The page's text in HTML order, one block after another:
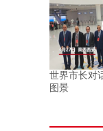
世界市长对
图景